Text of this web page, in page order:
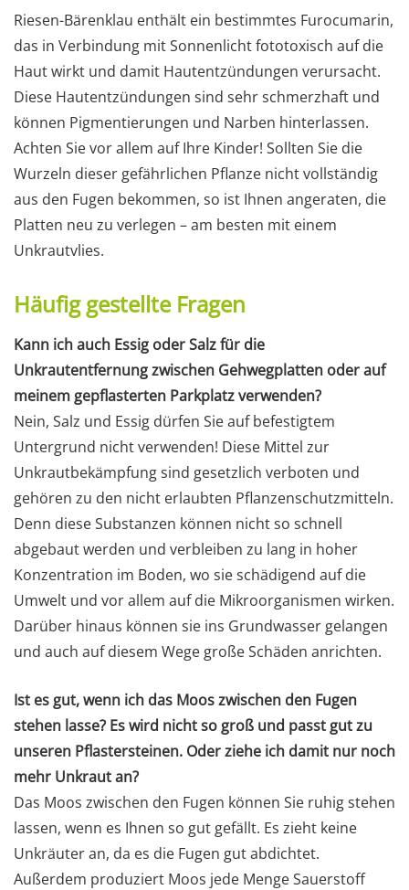
Riesen-Bärenklau enthält ein bestimmtes Furocumarin,
das in Verbindung mit Sonnenlicht fototoxisch auf die
Haut wirkt und damit Hautentzündungen verursacht.
Diese Hautentzündungen sind sehr schmerzhaft und
können Pigmentierungen und Narben hinterlassen.
Achten Sie vor allem auf Ihre Kinder! Sollten Sie die
Wurzeln dieser gefährlichen Pflanze nicht vollständig
aus den Fugen bekommen, so ist Ihnen angeraten, die
Platten neu zu verlegen – am besten mit einem
Unkrautvlies.
Häufig gestellte Fragen
Kann ich auch Essig oder Salz für die
Unkrautentfernung zwischen Gehwegplatten oder auf
meinem gepflasterten Parkplatz verwenden?
Nein, Salz und Essig dürfen Sie auf befestigtem
Untergrund nicht verwenden! Diese Mittel zur
Unkrautbekämpfung sind gesetzlich verboten und
gehören zu den nicht erlaubten Pflanzenschutzmitteln.
Denn diese Substanzen können nicht so schnell
abgebaut werden und verbleiben zu lang in hoher
Konzentration im Boden, wo sie schädigend auf die
Umwelt und vor allem auf die Mikroorganismen wirken.
Darüber hinaus können sie ins Grundwasser gelangen
und auch auf diesem Wege große Schäden anrichten.
Ist es gut, wenn ich das Moos zwischen den Fugen
stehen lasse? Es wird nicht so groß und passt gut zu
unseren Pflastersteinen. Oder ziehe ich damit nur noch
mehr Unkraut an?
Das Moos zwischen den Fugen können Sie ruhig stehen
lassen, wenn es Ihnen so gut gefällt. Es zieht keine
Unkräuter an, da es die Fugen gut abdichtet.
Außerdem produziert Moos jede Menge Sauerstoff